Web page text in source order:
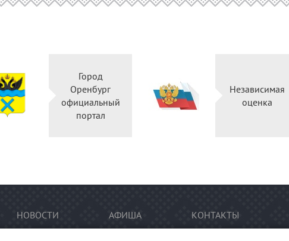
Город
Оренбург
официальный
портал
Независимая
оценка
НОВОСТИ АФИША КОНТАКТЫ